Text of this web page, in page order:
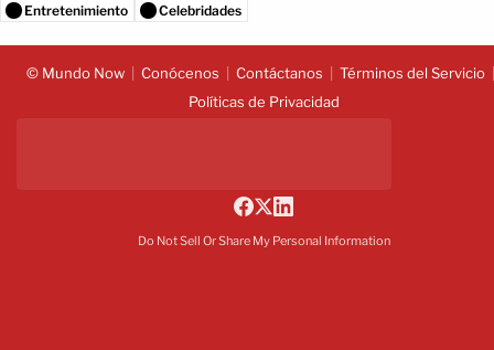
Entretenimiento Celebridades
© Mundo Now Conócenos Contáctanos
Términos del Servicio
Políticas de Privacidad
Do Not Sell Or Share My Personal Information